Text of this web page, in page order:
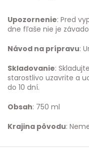
Upozornenie: Pred
dne fľaše nie je
Návod na prípravu:
Skladovanie:
starostlivo uzavrite a
do 10 dní.
Obsah: 750 ml
Krajina pôvodu: